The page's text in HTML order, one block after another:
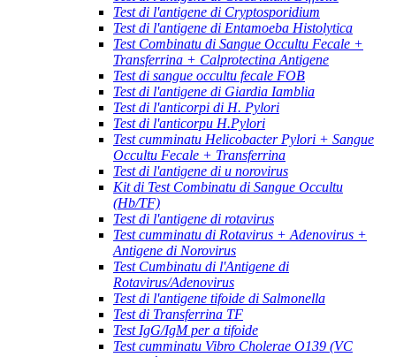
Test di l'antigene di Cryptosporidium
Test di l'antigene di Entamoeba Histolytica
Test Combinatu di Sangue Occultu Fecale +
Transferrina + Calprotectina Antigene
Test di sangue occultu fecale FOB
Test di l'antigene di Giardia Iamblia
Test di l'anticorpi di H. Pylori
Test di l'anticorpu H.Pylori
Test cumminatu Helicobacter Pylori + Sangue
Occultu Fecale + Transferrina
Test di l'antigene di u norovirus
Kit di Test Combinatu di Sangue Occultu
(Hb/TF)
Test di l'antigene di rotavirus
Test cumminatu di Rotavirus + Adenovirus +
Antigene di Norovirus
Test Cumbinatu di l'Antigene di
Rotavirus/Adenovirus
Test di l'antigene tifoide di Salmonella
Test di Transferrina TF
Test IgG/IgM per a tifoide
Test cumminatu Vibro Cholerae O139 (VC